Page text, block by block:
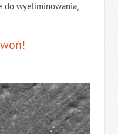
do wyeliminowania,